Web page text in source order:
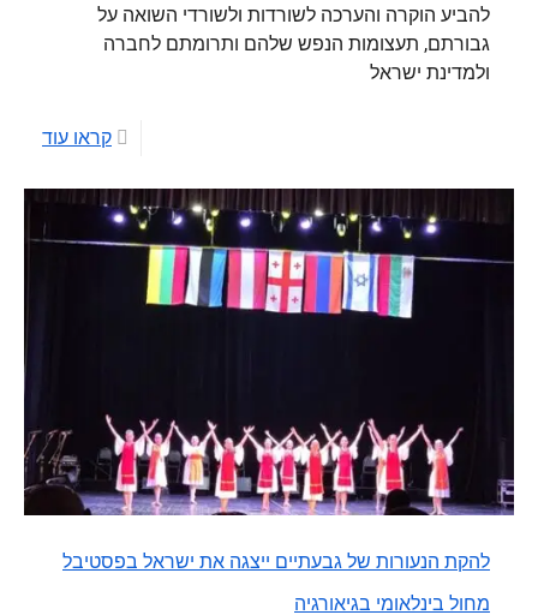
להביע הוקרה והערכה לשורדות ולשורדי השואה על
גבורתם, תעצומות הנפש שלהם ותרומתם לחברה
ולמדינת ישראל
קראו עוד
להקת הנעורות של גבעתיים ייצגה את ישראל בפסטיבל
מחול בינלאומי בגיאורגיה